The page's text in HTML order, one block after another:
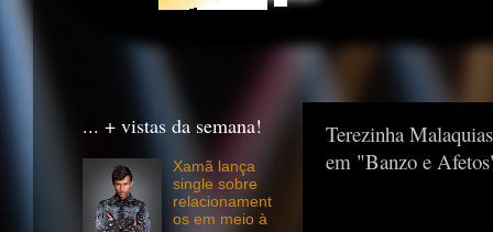
Terezinha
em "Banzo e
... + vistas da semana!
Xamã lança
single sobre
relacionament
os em meio à